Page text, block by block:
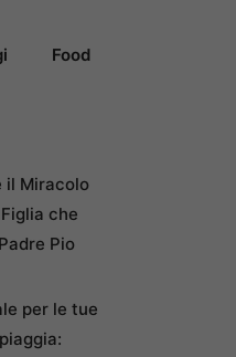
Food
il Miracolo
che
Pio
per le tue